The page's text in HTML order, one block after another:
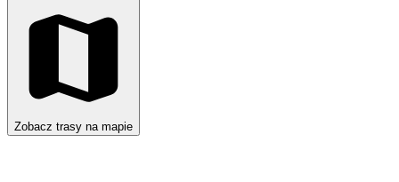
Zobacz trasy na mapie